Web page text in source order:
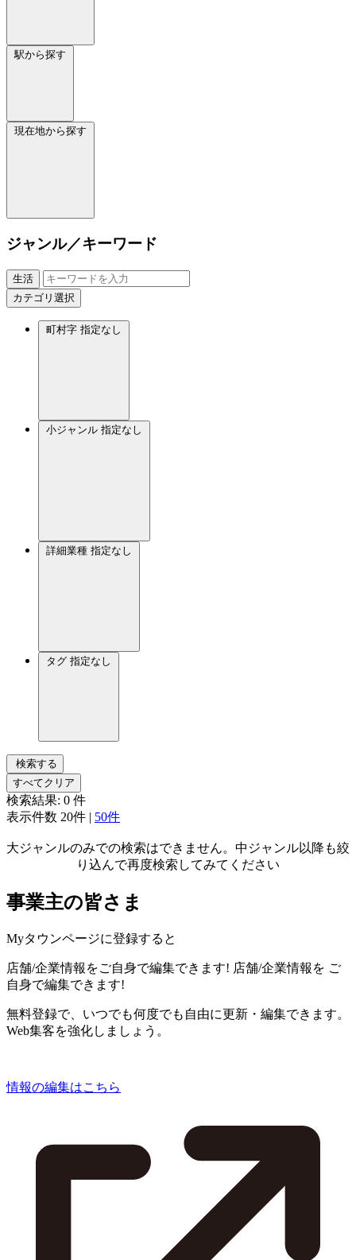
駅から探す
現在地から探す
ジャンル／キーワード
生活
カテゴリ選択
町村字 指定なし
小ジャンル 指定なし
詳細業種 指定なし
タグ 指定なし
検索する
すべてクリア
検索結果: 0 件
表示件数 20件 | 50件
大ジャンルのみでの検索はできません。中ジャンル以降も絞
り込んで再度検索してみてください
事業主の皆さま
Myタウンページに登録すると
店舗/企業情報をご自身で編集できます! 店舗/企業情報を ご
自身で編集できます!
無料登録で、いつでも何度でも自由に更新・編集できます。
Web集客を強化しましょう。
情報の編集はこちら